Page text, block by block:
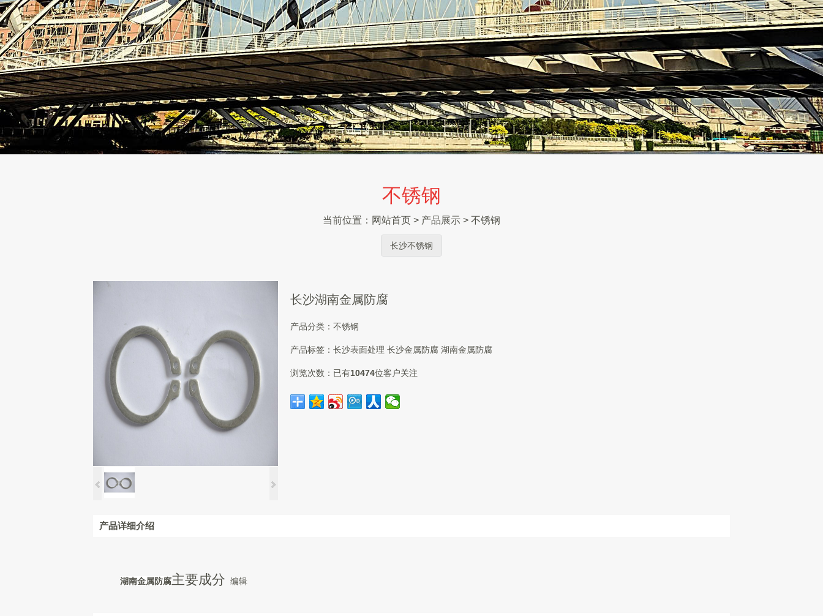
不锈钢
当前位置： 网站首页 > 产品展示 > 不锈钢
长沙不锈钢
长沙湖南金属防腐
产品分类： 不锈钢
产品标签： 长沙表面处理 长沙金属防腐 湖南金属防腐
浏览次数： 已有10474位客户关注
产品详细介绍
湖南金属防腐主要成分 编辑